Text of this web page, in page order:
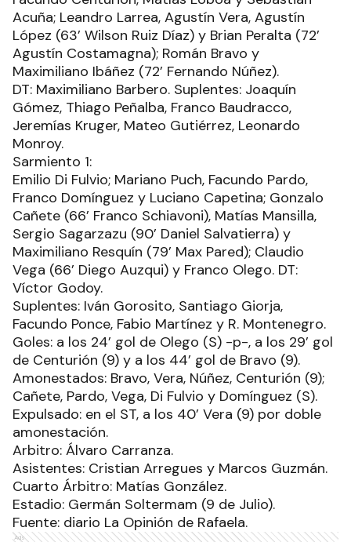
Acuña; Leandro Larrea, Agustín Vera, Agustín
López (63’ Wilson Ruiz Díaz) y Brian Peralta (72’
Agustín Costamagna); Román Bravo y
Maximiliano Ibáñez (72’ Fernando Núñez).
DT: Maximiliano Barbero. Suplentes: Joaquín
Gómez, Thiago Peñalba, Franco Baudracco,
Jeremías Kruger, Mateo Gutiérrez, Leonardo
Monroy.
Sarmiento 1:
Emilio Di Fulvio; Mariano Puch, Facundo Pardo,
Franco Domínguez y Luciano Capetina; Gonzalo
Cañete (66’ Franco Schiavoni), Matías Mansilla,
Sergio Sagarzazu (90’ Daniel Salvatierra) y
Maximiliano Resquín (79’ Max Pared); Claudio
Vega (66’ Diego Auzqui) y Franco Olego. DT:
Víctor Godoy.
Suplentes: Iván Gorosito, Santiago Giorja,
Facundo Ponce, Fabio Martínez y R. Montenegro.
Goles: a los 24’ gol de Olego (S) -p-, a los 29’ gol
de Centurión (9) y a los 44’ gol de Bravo (9).
Amonestados: Bravo, Vera, Núñez, Centurión (9);
Cañete, Pardo, Vega, Di Fulvio y Domínguez (S).
Expulsado: en el ST, a los 40’ Vera (9) por doble
amonestación.
Arbitro: Álvaro Carranza.
Asistentes: Cristian Arregues y Marcos Guzmán.
Cuarto Árbitro: Matías González.
Estadio: Germán Soltermam (9 de Julio).
Fuente: diario La Opinión de Rafaela.
Ads